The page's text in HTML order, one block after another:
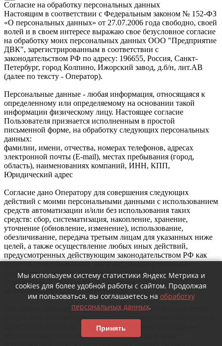
Согласие на обработку персональных данных
Настоящим в соответствии с Федеральным законом № 152-ФЗ
«О персональных данных» от 27.07.2006 года свободно, своей
волей и в своем интересе выражаю свое безусловное согласие
на обработку моих персональных данных ООО "Предприятие
ДВК", зарегистрированным в соответствии с
законодательством РФ по адресу: 196655, Россия, Санкт-
Петербург, город Колпино, Ижорский завод, д.б/н, лит.АВ
(далее по тексту - Оператор).
Персональные данные - любая информация, относящаяся к
определенному или определяемому на основании такой
информации физическому лицу. Настоящее согласие
Пользователя признается исполненным в простой
письменной форме, на обработку следующих персональных
данных:
фамилии, имени, отчества, номерах телефонов, адресах
электронной почты (E-mail), местах пребывания (город,
область), наименованиях компаний, ИНН, КПП,
Юридический адрес
Согласие дано Оператору для совершения следующих
действий с моими персональными данными с использованием
средств автоматизации и/или без использования таких
средств: сбор, систематизация, накопление, хранение,
уточнение (обновление, изменение), использование,
обезличивание, передача третьим лицам для указанных ниже
целей, а также осуществление любых иных действий,
предусмотренных действующим законодательством РФ как
способами. Согласие Пользователя на обработку
персональных данных является конкретным,
информированным и сознательным.
Настоящее согласие действует до момента его отзыва путем
направления соответствующего уведомления на электронный
адрес info@dvkspb.ru. В случае отзыва мною согласия на
обработку персональных данных Оператор вправе
Мы используем систему статистики Яндекс Метрика и
cookies для более удобной работы с сайтом. Продолжая
им пользоваться, вы соглашаетесь на обработку
персональных данных.
Принять